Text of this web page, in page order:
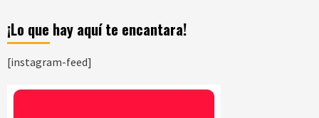
¡Lo que hay aquí te encantara!
[instagram-feed]